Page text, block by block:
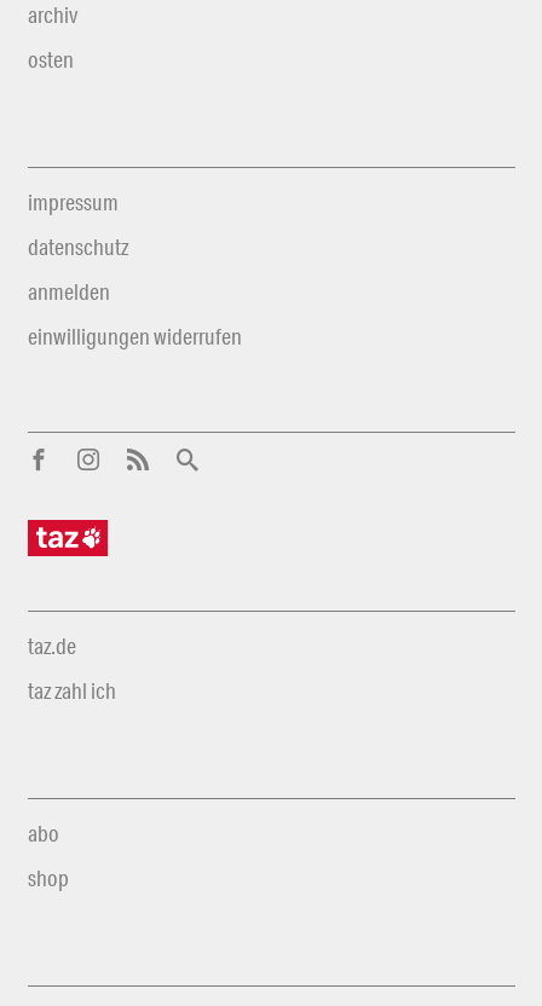
archiv
osten
impressum
datenschutz
anmelden
einwilligungen widerrufen
taz.de
taz zahl ich
abo
shop